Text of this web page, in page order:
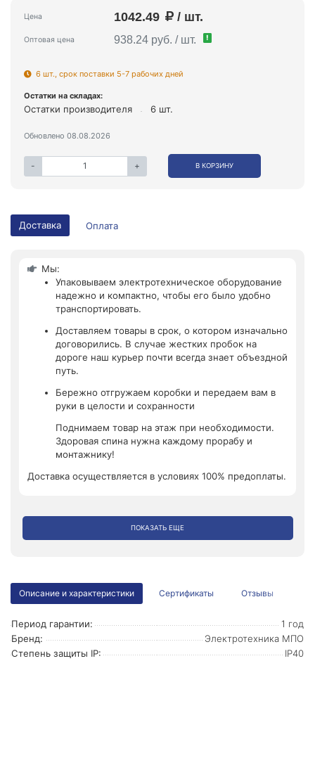
Цена 1042.49 / шт.
Оптовая цена 938.24 руб. / шт. !
6 шт., срок поставки 5-7 рабочих дней
Остатки на складах:
Остатки производителя 6 шт.
Обновлено 08.08.2026
- + В КОРЗИНУ
Доставка Оплата
Мы:
Упаковываем электротехническое оборудование
надежно и компактно, чтобы его было удобно
транспортировать.
Доставляем товары в срок, о котором изначально
договорились. В случае жестких пробок на
дороге наш курьер почти всегда знает объездной
путь.
Бережно отгружаем коробки и передаем вам в
руки в целости и сохранности
Поднимаем товар на этаж при необходимости.
Здоровая спина нужна каждому прорабу и
монтажнику!
Доставка осуществляется в условиях 100% предоплаты.
ПОКАЗАТЬ ЕЩЕ
Описание и характеристики Сертификаты Отзывы
Период гарантии:
1 год
Бренд:
Электротехника МПО
Степень защиты IP:
IP40